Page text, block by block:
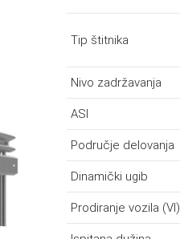
Tip štitnika
Nivo zadržavanja
ASI
Područje delovanja
Dinamički ugib
Prodiranje vozila (VI)